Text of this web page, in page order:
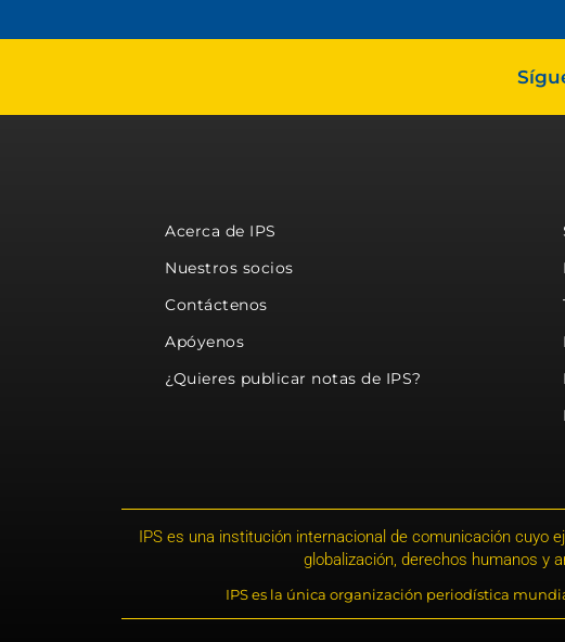
Acerca de IPS
Nuestros socios
Contáctenos
Apóyenos
¿Quieres publicar notas de IPS?
IPS es una institución internacional de comunicación cuyo
globalización, derechos humanos y
IPS es la única organización periodística